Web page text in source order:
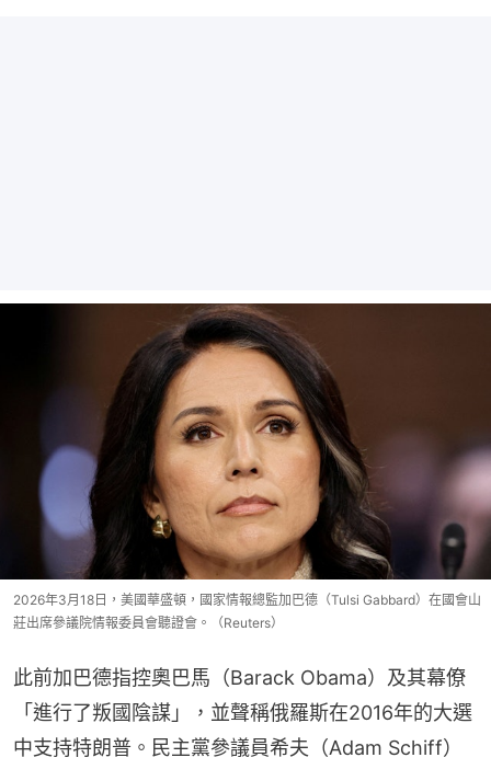
2026年3月18日，美國華盛頓，國家情報總監加巴德（Tulsi Gabbard）在國會山
莊出席參議院情報委員會聽證會。（Reuters）
此前加巴德指控奧巴馬（Barack Obama）及其幕僚
「進行了叛國陰謀」，並聲稱俄羅斯在2016年的大選
中支持特朗普。民主黨參議員希夫（Adam Schiff）